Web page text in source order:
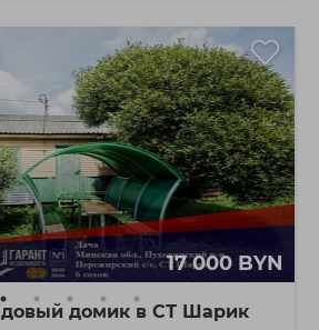
17 000 BYN
домик в СТ Шарик